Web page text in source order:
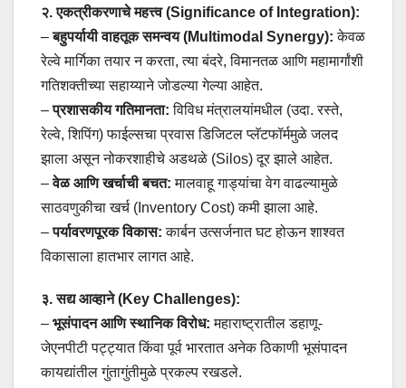
२. एकत्रीकरणाचे महत्त्व (Significance of Integration):
–बहुपर्यायी वाहतूक समन्वय (Multimodal Synergy): केवळ
रेल्वे मार्गिका तयार न करता, त्या बंदरे, विमानतळ आणि महामार्गांशी
गतिशक्तीच्या सहाय्याने जोडल्या गेल्या आहेत.
–प्रशासकीय गतिमानता: विविध मंत्रालयांमधील (उदा. रस्ते,
रेल्वे, शिपिंग) फाईल्सचा प्रवास डिजिटल प्लॅटफॉर्ममुळे जलद
झाला असून नोकरशाहीचे अडथळे (Silos) दूर झाले आहेत.
–वेळ आणि खर्चाची बचत: मालवाहू गाड्यांचा वेग वाढल्यामुळे
साठवणुकीचा खर्च (Inventory Cost) कमी झाला आहे.
–पर्यावरणपूरक विकास: कार्बन उत्सर्जनात घट होऊन शाश्वत
विकासाला हातभार लागत आहे.
३. सद्य आव्हाने (Key Challenges):
– भूसंपादन आणि स्थानिक विरोध: महाराष्ट्रातील डहाणू-
जेएनपीटी पट्ट्यात किंवा पूर्व भारतात अनेक ठिकाणी भूसंपादन
कायद्यांतील गुंतागुंतीमुळे प्रकल्प रखडले.